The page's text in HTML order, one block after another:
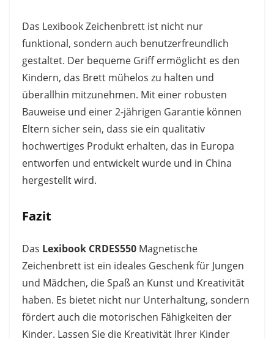
Das Lexibook Zeichenbrett ist nicht nur
funktional, sondern auch benutzerfreundlich
gestaltet. Der bequeme Griff ermöglicht es den
Kindern, das Brett mühelos zu halten und
überallhin mitzunehmen. Mit einer robusten
Bauweise und einer 2-jährigen Garantie können
Eltern sicher sein, dass sie ein qualitativ
hochwertiges Produkt erhalten, das in Europa
entworfen und entwickelt wurde und in China
hergestellt wird.
Fazit
Das Lexibook CRDES550 Magnetische
Zeichenbrett ist ein ideales Geschenk für Jungen
und Mädchen, die Spaß an Kunst und Kreativität
haben. Es bietet nicht nur Unterhaltung, sondern
fördert auch die motorischen Fähigkeiten der
Kinder. Lassen Sie die Kreativität Ihrer Kinder